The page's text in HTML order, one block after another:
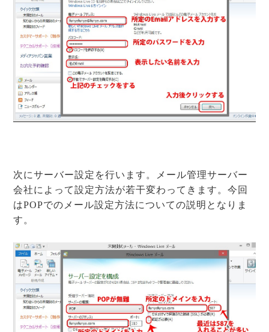
次にサーバー設定を行います。メール管理サーバー
会社によって設定方法が若干変わってきます。今回
はPOPでのメール設定方法についての説明となりま
す。